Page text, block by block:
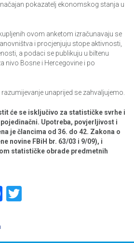
pokazatelj ekonomskog stanja u
ovom anketom izračunavaju se
i procjenjuju stope aktivnosti,
a podaci se publikuju u biltenu
nivo Bosne i Hercegovine i po
unaprijed se zahvaljujemo.
će se isključivo za statističke svrhe i
Upotreba, povjerljivost i
je člancima od 36. do 42. Zakona o
novine FBiH br. 63/03 i 9/09), i
statističke obrade predmetnih
Facebook